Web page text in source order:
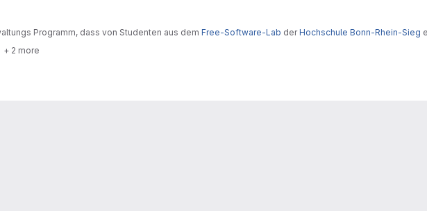
Programm, dass von Studenten aus dem Free-Software-Lab derHochschule Bonn-Rhein-Sieg
+ 2 more